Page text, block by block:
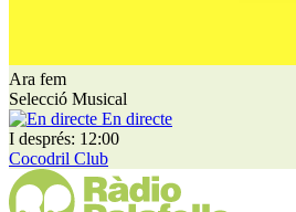
Ara fem
Selecció Musical
En directe
I després: 12:00
Cocodril Club